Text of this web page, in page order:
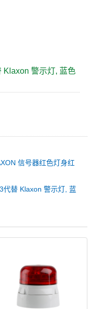
Klaxon 警示灯, 蓝色
信号器红色灯身红
代替 Klaxon 警示灯, 蓝